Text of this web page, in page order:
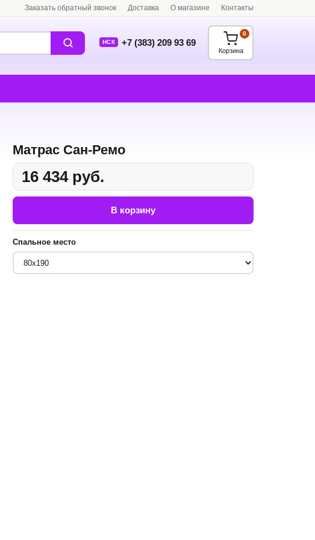
Заказать обратный звонок Доставка О магазине Контакты
НСК +7 (383) 209 93 69
Корзина
0
Матрас Сан-Ремо
16 434 руб.
В корзину
Спальное место